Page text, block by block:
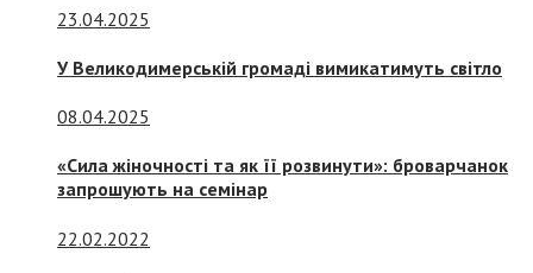
23.04.2025
У Великодимерській громаді вимикатимуть світло
08.04.2025
«Сила жіночності та як її розвинути»: броварчанок
запрошують на семінар
22.02.2022